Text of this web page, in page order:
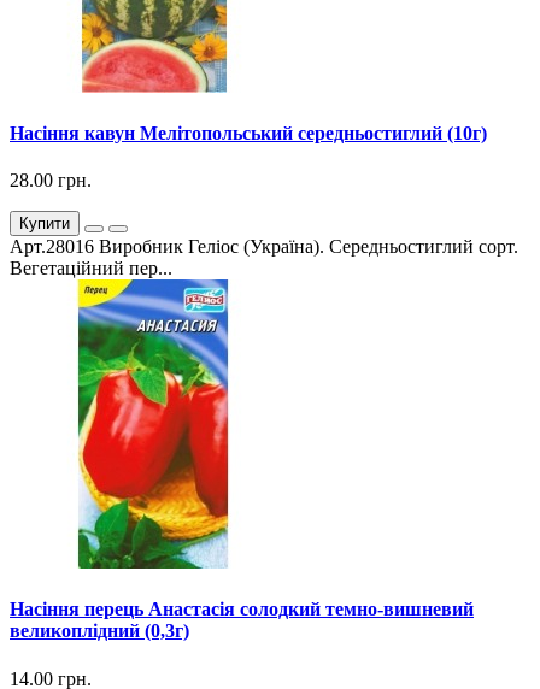
Насіння кавун Мелітопольський середньостиглий (10г)
28.00 грн.
Купити
Арт.28016 Виробник Геліос (Україна). Середньостиглий сорт.
Вегетаційний пер...
Насіння перець Анастасія солодкий темно-вишневий
великоплідний (0,3г)
14.00 грн.